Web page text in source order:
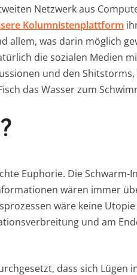
Netzwerk aus
Kolumnistenplattform
allem, was darin möglich
die sozialen Medien
und den
das Wasser zum
Euphorie. Die Schwarm-
wären immer
wäre keine
und am
dass sich Lügen